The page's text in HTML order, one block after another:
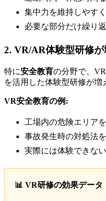
集中力を維持しやす
必要な部分だけ繰り
2. VR/AR体験型研修が
特に安全教育の分野で、
を活用した体験型研修が増
VR安全教育の例:
工場内の危険エリア
事故発生時の対処法
実際には体験できな
📊 VR研修の効果データ